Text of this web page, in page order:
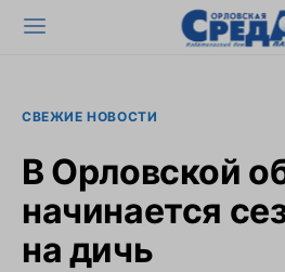
СВЕЖИЕ НОВОСТИ
В Орловской
начинается
на дичь